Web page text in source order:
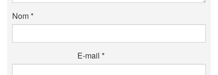
Nom*
E-mail *